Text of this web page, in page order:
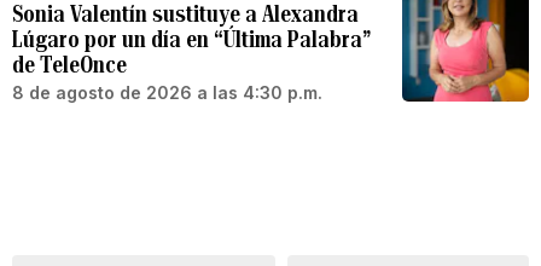
Sonia Valentín sustituye a Alexandra
Lúgaro por un día en “Última Palabra”
de TeleOnce
8 de agosto de 2026 a las 4:30 p.m.